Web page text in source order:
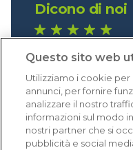
Dicono di noi
Eccellente (4,8)
Acquisti
Questo sito web
Utilizziamo i cookie
annunci, per fornire
analizzare il nostro
informazioni sul modo
nostri partner che si
pubblicità e social